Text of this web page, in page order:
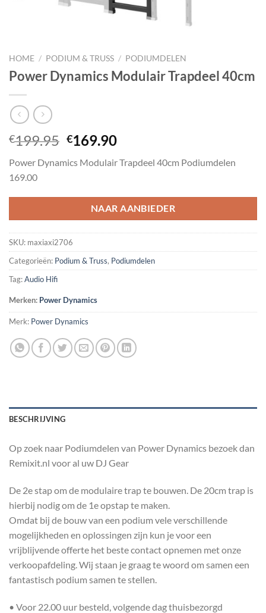
HOME / PODIUM & TRUSS / PODIUMDELEN
Power Dynamics Modulair Trapdeel 40cm
€199.95 Oorspronkelijke
was:
€169.90Huidige
is:
Power Dynamics Modulair Trapdeel 40cm Podiumdelen
169.00
NAAR AANBIEDER
SKU: maxiaxi2706
Categorieën: Podium & Truss, Podiumdelen
Tag:Audio Hifi
Merken: Power Dynamics
Merk: Power Dynamics
BESCHRIJVING
Op zoek naar Podiumdelen van Power Dynamics bezoek dan
Remixit.nl voor al uw DJ Gear
De 2e stap om de modulaire trap te bouwen. De 20cm trap is
hierbij nodig om de 1e opstap te maken.
Omdat bij de bouw van een podium vele verschillende
mogelijkheden en oplossingen zijn kun je voor een
vrijblijvende offerte het beste contact opnemen met onze
verkoopafdeling. Wij staan je graag te woord om samen een
fantastisch podium samen te stellen.
• Voor 22.00 uur besteld, volgende dag thuisbezorgd